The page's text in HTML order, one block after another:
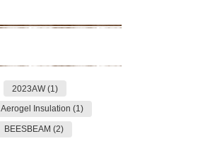
2023AW (1)
Aerogel Insulation (1)
BEESBEAM (2)